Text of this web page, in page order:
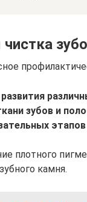
зубов и
плотного
камня.